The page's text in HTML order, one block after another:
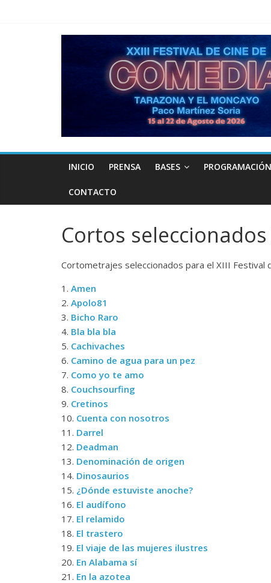
INICIO PRENSA BASES PROGRAMACIÓN
CONTACTO
Cortos seleccionados
Cortometrajes seleccionados para el XIII Festival
1. Amen
2. Apolo81
3. Bicho Raro
4. Bla bla bla
5. Cachivaches
6. Camino de agua para un pez
7. Como yo te amo
8. Couchsourfing
9. Cretinos
10. Cuenta con nosotros
11. Darrel
12. Deadman
13. Denominación de origen
14. Dinosaurios
15. ¿Dónde estuviste anoche?
16. El audífono
17. El relamido
18. El trastero
19. El viaje de las mujeres ilustres
20. En Alabama sí
21. En la azotea